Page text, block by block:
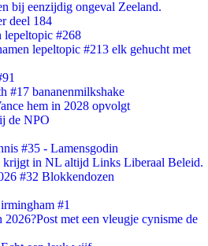
bij eenzijdig ongeval Zeeland.
deel 184
lepeltopic #268
lepeltopic #213 elk gehucht met
#17 bananenmilkshake
hem in 2028 opvolgt
de NPO
#35 - Lamensgodin
krijgt in NL altijd Links Liberaal Beleid.
#32 Blokkendozen
#1
2026?Post met een vleugje cynisme de